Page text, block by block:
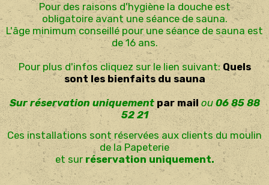
Pour des raisons d'hygiène la douche est
obligatoire avant une séance de sauna.
L'âge minimum conseillé pour une séance de sauna est
de 16 ans.
Pour plus d'infos cliquez sur le lien suivant:Quels
sont les bienfaits du sauna
Sur réservation uniquement par mail ou06 85 88
52 21
Ces installations sont réservées aux clients du moulin
de la Papeterie
et sur réservation uniquement.